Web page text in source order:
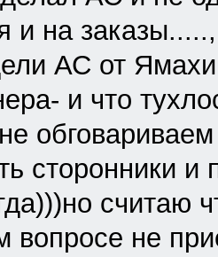
и на
АС от Ямахи
и что
сторонники и
считаю
вопросе не